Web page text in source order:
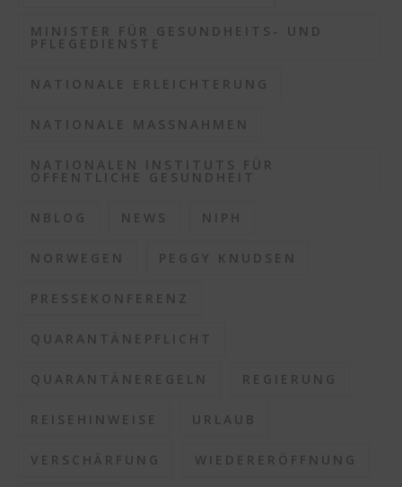
MINISTER FÜR GESUNDHEITS- UND
PFLEGEDIENSTE
NATIONALE ERLEICHTERUNG
NATIONALE MASSNAHMEN
NATIONALEN INSTITUTS FÜR
ÖFFENTLICHE GESUNDHEIT
NBLOG NEWS NIPH
NORWEGEN PEGGY KNUDSEN
PRESSEKONFERENZ
QUARANTÄNEPFLICHT
QUARANTÄNEREGELN REGIERUNG
REISEHINWEISE URLAUB
VERSCHÄRFUNG WIEDERERÖFFNUNG